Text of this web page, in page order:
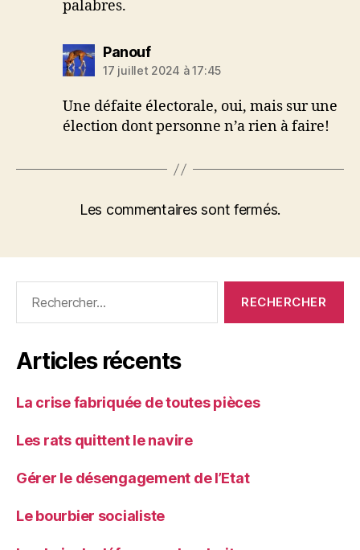
palabres.
Panoufdit :
17 juillet 2024 à 17:45
Une défaite électorale, oui, mais sur une
élection dont personne n’a rien à faire!
Les commentaires sont fermés.
Articles récents
La crise fabriquée de toutes pièces
Les rats quittent le navire
Gérer le désengagement de l’Etat
Le bourbier socialiste